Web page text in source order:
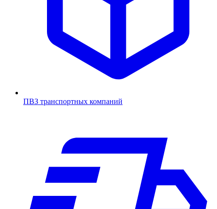
ПВЗ транспортных компаний